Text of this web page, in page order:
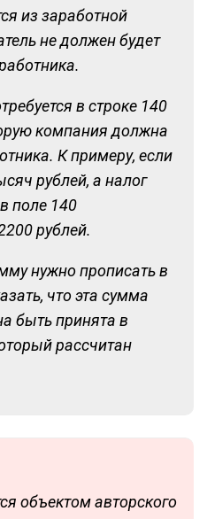
из заработной
не должен будет
в строке 140
компания должна
К примеру, если
рублей, а налог
поле 140
рублей.
нужно прописать в
что эта сумма
быть принята в
рассчитан
объектом авторского